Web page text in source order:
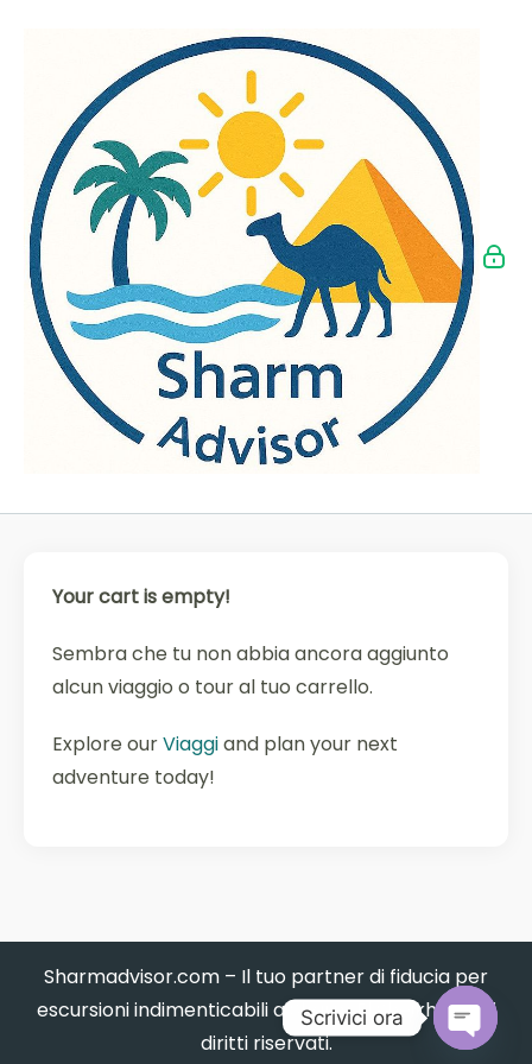
Your cart is empty!
Sembra che tu non abbia ancora aggiunto
alcun viaggio o tour al tuo carrello.
Explore ourViaggiand plan your next
adventure today!
Sharmadvisor.com – Il tuo partner di fiducia per
escursioni indimenticabili a Sharm El Sheikh. Tutti i
diritti riservati.
Scrivici ora